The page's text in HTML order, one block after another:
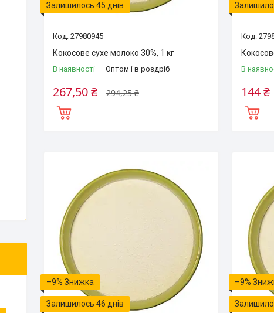
Залишилось 45 днів
27980945
Кокосове сухе молоко 30%, 1 кг
В наявності Оптом і в роздріб
294,25 ₴
267,50 ₴
В
144 ₴
–9%
Залишилось 46 днів
–9%